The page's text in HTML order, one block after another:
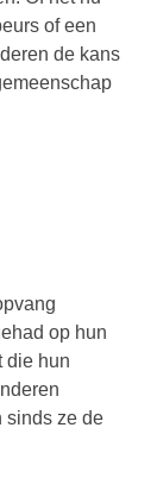
of een
de kans
op hun
die hun
sinds ze de